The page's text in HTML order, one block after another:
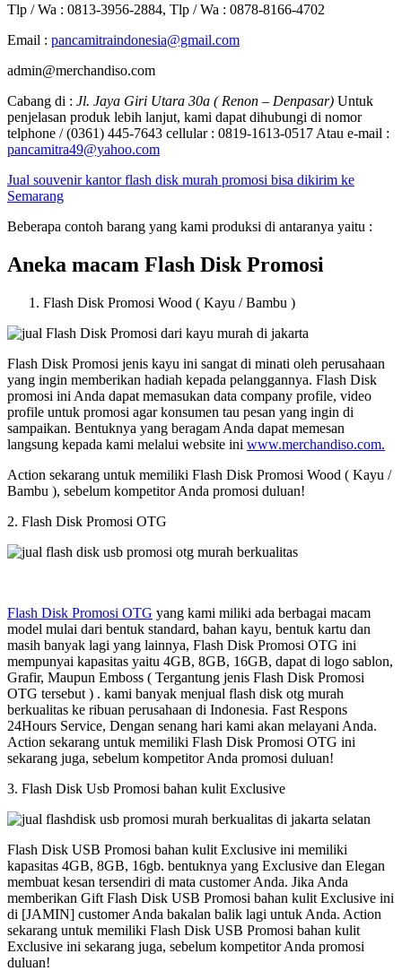
Tlp / Wa : 0813-3956-2884, Tlp / Wa : 0878-8166-4702
Email : pancamitraindonesia@gmail.com
admin@merchandiso.com
Cabang di : Jl. Jaya Giri Utara 30a ( Renon – Denpasar) Untuk
penjelasan produk lebih lanjut, kami dapat dihubungi di nomor
telphone / (0361) 445-7643 cellular : 0819-1613-0517 Atau e-mail :
pancamitra49@yahoo.com
Jual souvenir kantor flash disk murah promosi bisa dikirim ke
Semarang
Beberapa contoh barang yang kami produksi di antaranya yaitu :
Aneka macam Flash Disk Promosi
Flash Disk Promosi Wood ( Kayu / Bambu )
Flash Disk Promosi jenis kayu ini sangat di minati oleh perusahaan
yang ingin memberikan hadiah kepada pelanggannya. Flash Disk
promosi ini Anda dapat memasukan data company profile, video
profile untuk promosi agar konsumen tau pesan yang ingin di
sampaikan. Bentuknya yang beragam Anda dapat memesan
langsung kepada kami melalui website ini www.merchandiso.com.
Action sekarang untuk memiliki Flash Disk Promosi Wood ( Kayu /
Bambu ), sebelum kompetitor Anda promosi duluan!
2. Flash Disk Promosi OTG
Flash Disk Promosi OTG yang kami miliki ada berbagai macam
model mulai dari bentuk standard, bahan kayu, bentuk kartu dan
masih banyak lagi yang lainnya, Flash Disk Promosi OTG ini
mempunyai kapasitas yaitu 4GB, 8GB, 16GB, dapat di logo sablon,
Grafir, Maupun Emboss ( Tergantung jenis Flash Disk Promosi
OTG tersebut ) . kami banyak menjual flash disk otg murah
berkualitas ke ribuan perusahaan di Indonesia. Fast Respons
24Hours Service, Dengan senang hari kami akan melayani Anda.
Action sekarang untuk memiliki Flash Disk Promosi OTG ini
sekarang juga, sebelum kompetitor Anda promosi duluan!
3. Flash Disk Usb Promosi bahan kulit Exclusive
Flash Disk USB Promosi bahan kulit Exclusive ini memiliki
kapasitas 4GB, 8GB, 16gb. bentuknya yang Exclusive dan Elegan
membuat kesan tersendiri di mata customer Anda. Jika Anda
memberikan Gift Flash Disk USB Promosi bahan kulit Exclusive ini
di [JAMIN] customer Anda bakalan balik lagi untuk Anda. Action
sekarang untuk memiliki Flash Disk USB Promosi bahan kulit
Exclusive ini sekarang juga, sebelum kompetitor Anda promosi
duluan!